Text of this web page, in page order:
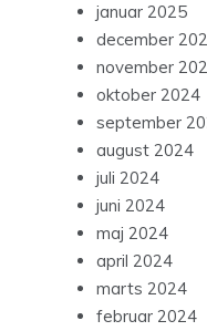
januar 2025
december
november
oktober 2024
september
august 2024
juli 2024
juni 2024
maj 2024
april 2024
marts 2024
februar 2024